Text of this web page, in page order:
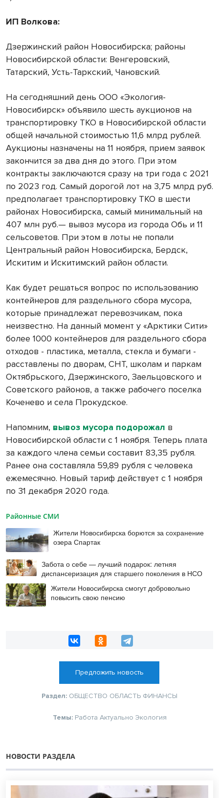
ИП Волкова:
Дзержинский район Новосибирска; районы
Новосибирской области: Венгеровский,
Татарский, Усть-Таркский, Чановский.
На сегодняшний день ООО «Экология-
Новосибирск» объявило шесть аукционов на
транспортировку ТКО в Новосибирской области
общей начальной стоимостью 11,6 млрд рублей.
Аукционы назначены на 11 ноября, прием заявок
закончится за два дня до этого. При этом
контракты заключаются сразу на три года с 2021
по 2023 год. Самый дорогой лот на 3,75 млрд руб.
предполагает транспортировку ТКО в шести
районах Новосибирска, самый минимальный на
407 млн руб.— вывоз мусора из города Обь и 11
сельсоветов. При этом в лоты не попали
Центральный район Новосибирска, Бердск,
Искитим и Искитимский район области.
Как будет решаться вопрос по использованию
контейнеров для раздельного сбора мусора,
которые принадлежат перевозчикам, пока
неизвестно. На данный момент у «Арктики Сити»
более 1000 контейнеров для раздельного сбора
отходов - пластика, металла, стекла и бумаги -
расставлены по дворам, СНТ, школам и паркам
Октябрьского, Дзержинского, Заельцовского и
Советского районов, а также рабочего поселка
Коченево и села Прокудское.
Напомним, вывоз мусора подорожал в
Новосибирской области с 1 ноября. Теперь плата
за каждого члена семьи составит 83,35 рубля.
Ранее она составляла 59,89 рубля с человека
ежемесячно. Новый тариф действует с 1 ноября
по 31 декабря 2020 года.
Районные СМИ
Жители Новосибирска борются за сохранение
озера Спартак
Забота о себе — лучший подарок: летняя
диспансеризация для старшего поколения в НСО
Жители Новосибирска смогут добровольно
повысить свою пенсию
Предложить новость
Раздел: ОБЩЕСТВО ОБЛАСТЬ ФИНАНСЫ
Темы: Работа Актуально Экология
НОВОСТИ РАЗДЕЛА